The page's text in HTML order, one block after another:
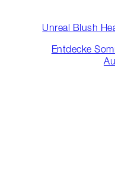
Unreal Blush
Entdecke